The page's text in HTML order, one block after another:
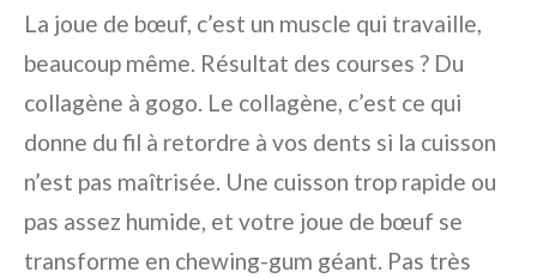
La joue de bœuf, c’est un muscle qui travaille,
beaucoup même. Résultat des courses ? Du
collagène à gogo. Le collagène, c’est ce qui
donne du fil à retordre à vos dents si la cuisson
n’est pas maîtrisée. Une cuisson trop rapide ou
pas assez humide, et votre joue de bœuf se
transforme en chewing-gum géant. Pas très